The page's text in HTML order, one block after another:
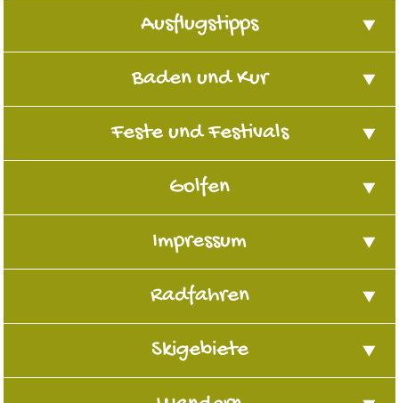
Ausflugstipps
Baden und Kur
Feste und Festivals
Golfen
Impressum
Radfahren
Skigebiete